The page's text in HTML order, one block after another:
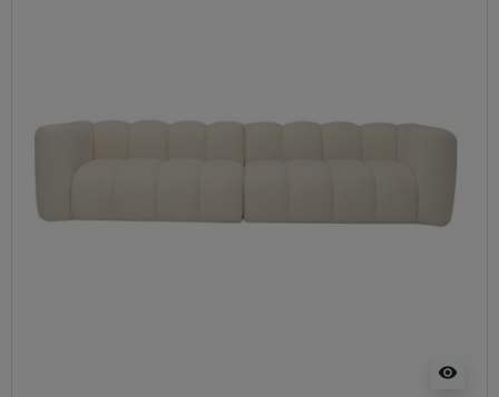
visibility